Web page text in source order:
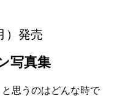
）発売
写真集
思うのはどんな時で